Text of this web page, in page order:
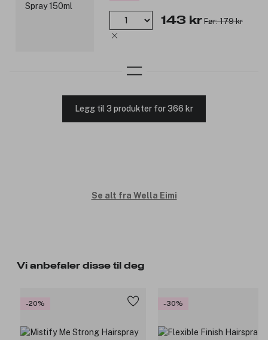
143 kr Før: 179 kr
Legg til 3 produkter for 366 kr
Se alt fra Wella Eimi
Vi anbefaler disse til deg
-20% -30%